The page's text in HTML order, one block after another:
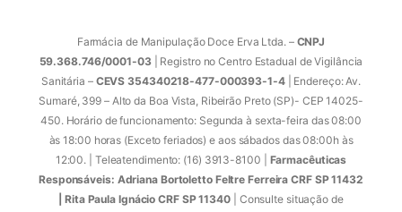
Farmácia de Manipulação Doce Erva Ltda. – CNPJ
59.368.746/0001-03| Registro no Centro Estadual de Vigilância
Sanitária –CEVS 354340218-477-000393-1-4| Endereço: Av.
Sumaré, 399 – Alto da Boa Vista, Ribeirão Preto (SP)- CEP 14025-
450. Horário de funcionamento: Segunda à sexta-feira das 08:00
às 18:00 horas (Exceto feriados) e aos sábados das 08:00h às
12:00. | Teleatendimento: (16) 3913-8100 | Farmacêuticas
Responsáveis: Adriana Bortoletto Feltre Ferreira CRF SP 11432
| Rita Paula Ignácio CRF SP 11340 | Consulte situação de